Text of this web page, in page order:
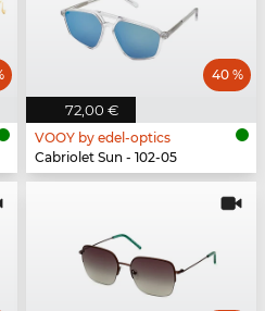
72,00 €
40 %
VOOY by edel-optics
Cabriolet Sun - 102-05